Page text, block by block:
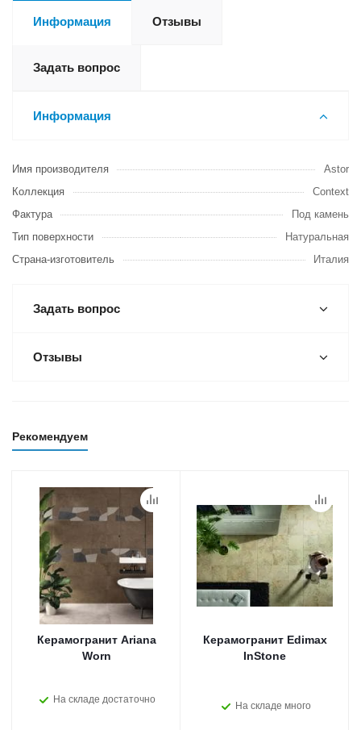
Информация Отзывы
Задать вопрос
Информация
Имя производителя
Astor
Коллекция
Context
Фактура
Под камень
Тип поверхности
Натуральная
Страна-изготовитель
Италия
Задать вопрос
Отзывы
Рекомендуем
Керамогранит Ariana
Worn
На складе достаточно
Керамогранит Edimax
InStone
На складе много